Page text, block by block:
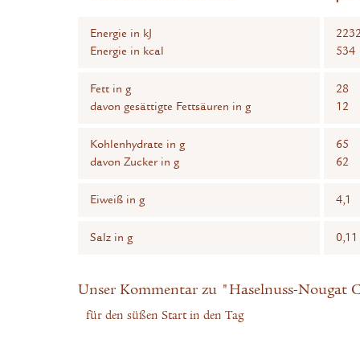
Energie in kJ
Energie in kcal
2232
534
Fett in g
davon gesättigte Fettsäuren in g
28
12
Kohlenhydrate in g
davon Zucker in g
65
62
Eiweiß in g 4,1
Salz in g 0,11
Unser Kommentar zu "Haselnuss-Nougat
für den süßen Start in den Tag